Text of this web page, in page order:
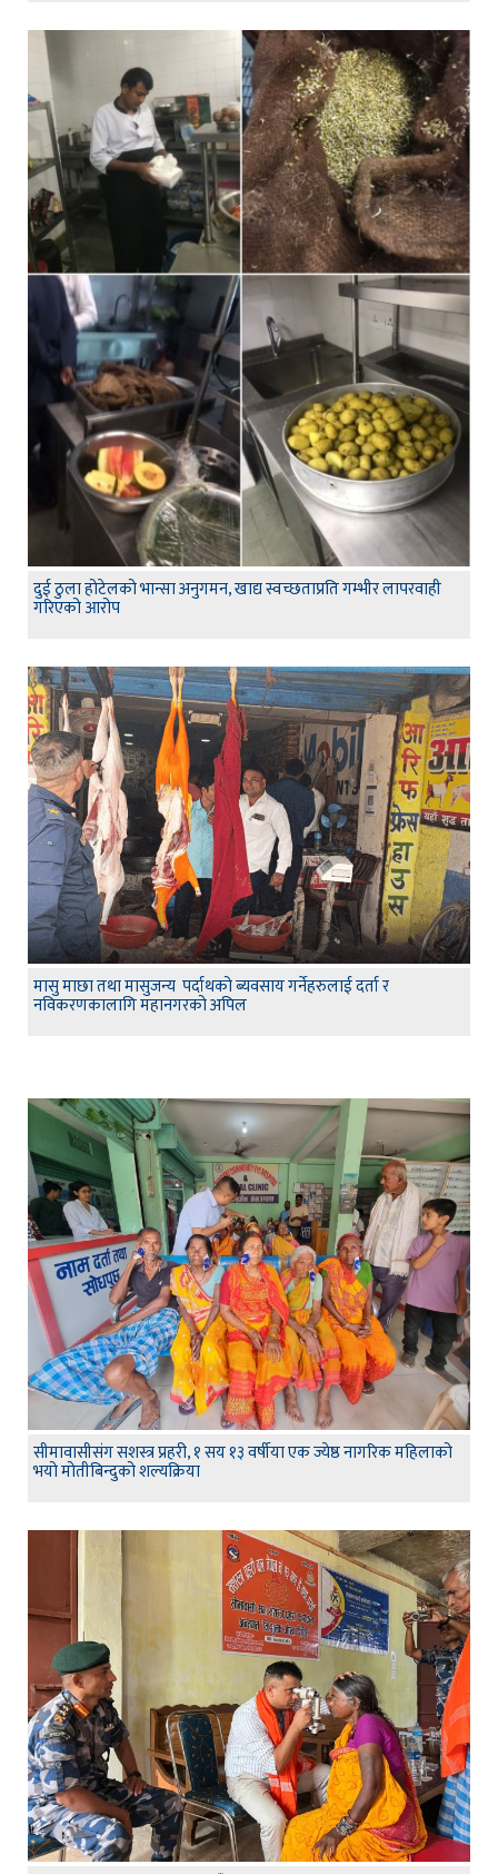
दुई ठुला होटेलको भान्सा अनुगमन, खाद्य स्वच्छताप्रति गम्भीर लापरवाही
गरिएको आरोप
मासु माछा तथा मासुजन्य पर्दाथको ब्यवसाय गर्नेहरुलाई दर्ता र
नविकरणकालागि महानगरको अपिल
सीमावासीसंग सशस्त्र प्रहरी, १ सय १३ वर्षीया एक ज्येष्ठ नागरिक महिलाको
भयो मोतीबिन्दुको शल्यक्रिया